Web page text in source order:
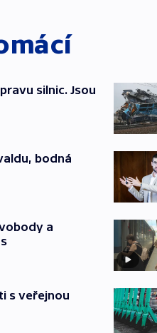
silnic. Jsou
bodná
a
s veřejnou